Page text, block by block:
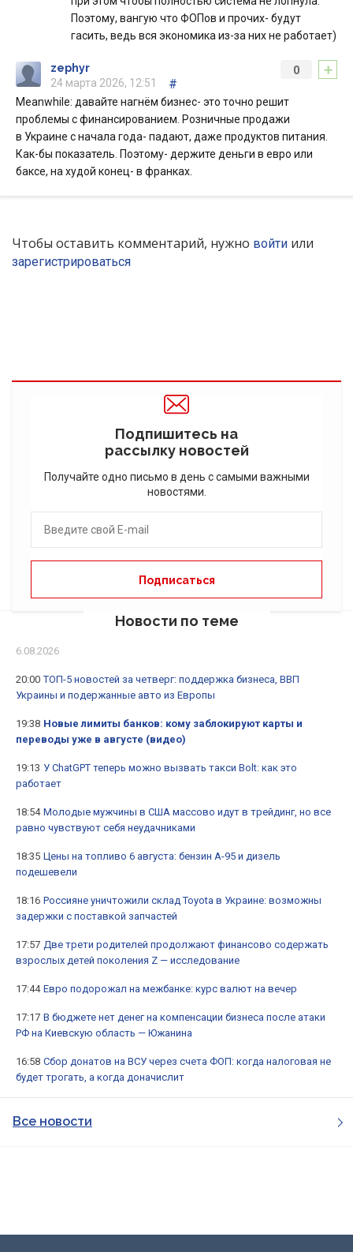
Поэтому, вангую что ФОПов и прочих- будут
гасить, ведь вся экономика из-за них не работает)
+
0
zephyr
24 марта 2026, 12:51
#
Meanwhile: давайте нагнём бизнес- это точно решит
проблемы с финансированием. Розничные продажи
в Украине с начала года- падают, даже продуктов питания.
Как-бы показатель. Поэтому- держите деньги в евро или
баксе, на худой конец- в франках.
Чтобы оставить комментарий, нужно войти или
зарегистрироваться
Подпишитесь на
рассылку новостей
Получайте одно письмо в день с самыми важными
новостями.
Новости по теме
6.08.2026
20:00 ТОП-5 новостей за четверг: поддержка бизнеса, ВВП
Украины и подержанные авто из Европы
19:38 Новые лимиты банков: кому заблокируют карты и
переводы уже в августе (видео)
19:13 У ChatGPT теперь можно вызвать такси Bolt: как это
работает
18:54 Молодые мужчины в США массово идут в трейдинг, но все
равно чувствуют себя неудачниками
18:35 Цены на топливо 6 августа: бензин А-95 и дизель
подешевели
18:16 Россияне уничтожили склад Toyota в Украине: возможны
задержки с поставкой запчастей
17:57 Две трети родителей продолжают финансово содержать
взрослых детей поколения Z — исследование
17:44 Евро подорожал на межбанке: курс валют на вечер
17:17 В бюджете нет денег на компенсации бизнеса после атаки
РФ на Киевскую область — Южанина
16:58 Сбор донатов на ВСУ через счета ФОП: когда налоговая не
будет трогать, а когда доначислит
Все новости